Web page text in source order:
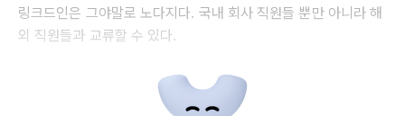
링크드인은 그야말로 노다지다. 국내 회사 직원들 뿐만 아니라 해
외 직원들과 교류할 수 있다.